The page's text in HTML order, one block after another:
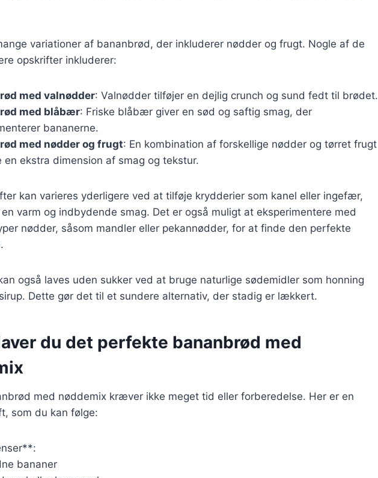
variationer af bananbrød, der inkluderer nødder og frugt. Nogle af de
opskrifter inkluderer:
med valnødder: Valnødder tilføjer en dejlig crunch og sund fedt til brødet.
med blåbær: Friske blåbær giver en sød og saftig smag, der
bananerne.
med nødder og frugt: En kombination af forskellige nødder og tørret frugt
en ekstra dimension af smag og tekstur.
kan varieres yderligere ved at tilføje krydderier som kanel eller ingefær,
varm og indbydende smag. Det er også muligt at eksperimentere med
nødder, såsom mandler eller pekannødder, for at finde den perfekte
også laves uden sukker ved at bruge naturlige sødemidler som honning
Dette gør det til et sundere alternativ, der stadig er lækkert.
du det perfekte bananbrød med
med nøddemix kræver ikke meget tid eller forberedelse. Her er en
som du kan følge:
bananer